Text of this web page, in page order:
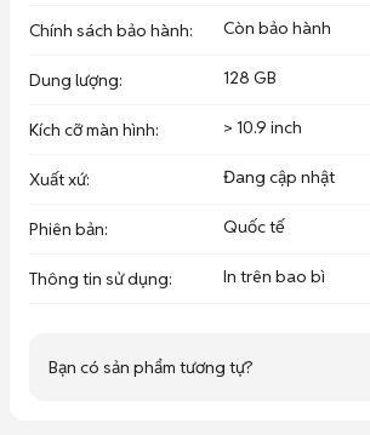
Chính sách bảo hành: Còn bảo hành
Dung lượng: 128 GB
Kích cỡ màn hình: > 10.9 inch
Xuất xứ: Đang cập nhật
Phiên bản: Quốc tế
Thông tin sử dụng: In trên bao bì
Bạn có sản phẩm tương tự?